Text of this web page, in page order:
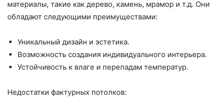
материалы, такие как дерево, камень, мрамор и т.д. Они
обладают следующими преимуществами:
Уникальный дизайн и эстетика.
Возможность создания индивидуального интерьера.
Устойчивость к влаге и перепадам температур.
Недостатки фактурных потолков: